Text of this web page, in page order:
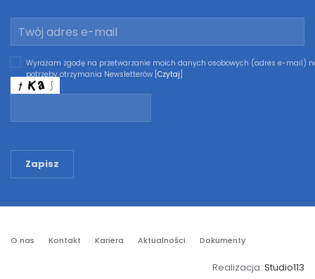
Wyrażam zgodę na przetwarzanie moich danych osobowych (adres e-mail)
potrzeby otrzymania Newsletterów [ Czytaj
Zapisz
O nas Kontakt Kariera Aktualności Dokumenty
Realizacja: Studio113